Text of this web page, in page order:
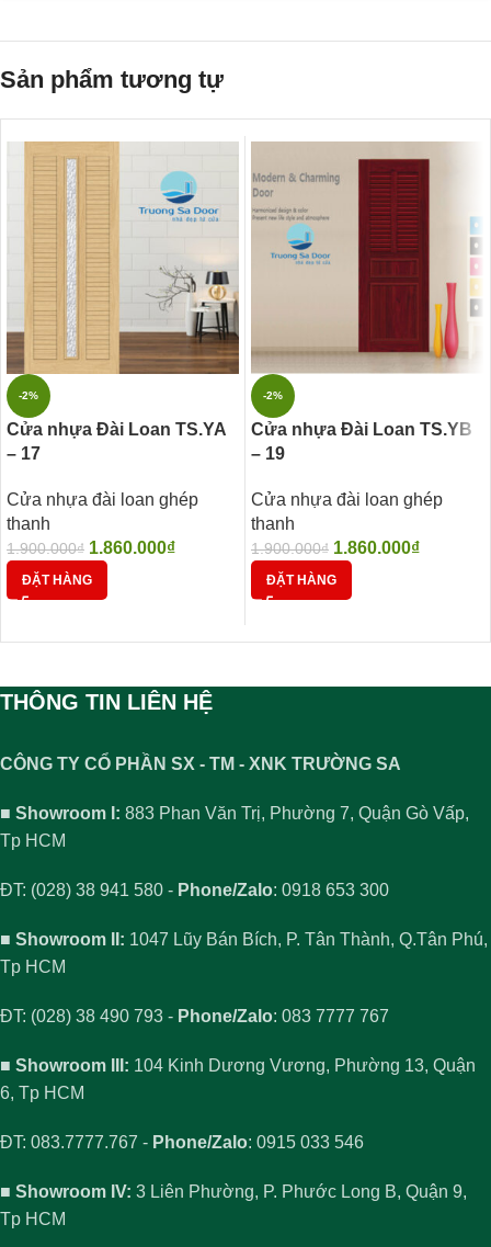
Sản phẩm tương tự
-2%
Cửa nhựa Đài Loan TS.YA
– 17
Cửa nhựa đài loan ghép
thanh
1.900.000₫ 1.860.000₫
ĐẶT HÀNG
-2%
Cửa nhựa Đài Loan TS.YB
– 19
Cửa nhựa đài loan ghép
thanh
1.900.000₫ 1.860.000₫
ĐẶT HÀNG
THÔNG TIN LIÊN HỆ
CÔNG TY CỔ PHẦN SX - TM - XNK TRƯỜNG SA
■ Showroom I: 883 Phan Văn Trị, Phường 7, Quận Gò Vấp,
Tp HCM
ĐT: (028) 38 941 580 - Phone/Zalo: 0918 653 300
■ Showroom II: 1047 Lũy Bán Bích, P. Tân Thành, Q.Tân Phú,
Tp HCM
ĐT: (028) 38 490 793 - Phone/Zalo: 083 7777 767
■ Showroom III: 104 Kinh Dương Vương, Phường 13, Quận
6, Tp HCM
ĐT: 083.7777.767 - Phone/Zalo: 0915 033 546
■ Showroom IV: 3 Liên Phường, P. Phước Long B, Quận 9,
Tp HCM